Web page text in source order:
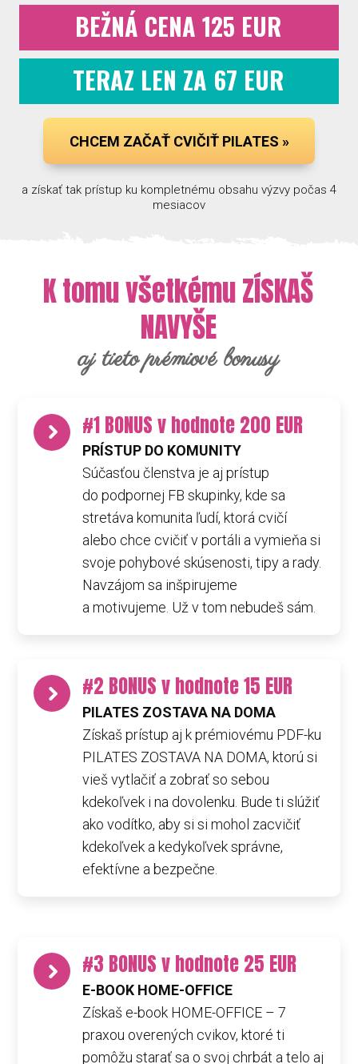
BEŽNÁ CENA 125 EUR
TERAZ LEN ZA 67 EUR
CHCEM ZAČAŤ CVIČIŤ PILATES »
a získať tak prístup ku kompletnému obsahu výzvy počas 4
mesiacov
K tomu všetkému ZÍSKAŠ
NAVYŠE
aj tieto prémiové bonusy
#1 BONUS v hodnote 200 EUR
PRÍSTUP DO KOMUNITY
Súčasťou členstva je aj prístup
do podpornej FB skupinky, kde sa
stretáva komunita ľudí, ktorá cvičí
alebo chce cvičiť v portáli a vymieňa si
svoje pohybové skúsenosti, tipy a rady.
Navzájom sa inšpirujeme
a motivujeme. Už v tom nebudeš sám.
#2 BONUS v hodnote 15 EUR
PILATES ZOSTAVA NA DOMA
Získaš prístup aj k prémiovému PDF-ku
PILATES ZOSTAVA NA DOMA, ktorú si
vieš vytlačiť a zobrať so sebou
kdekoľvek i na dovolenku. Bude ti slúžiť
ako vodítko, aby si si mohol zacvičiť
kdekoľvek a kedykoľvek správne,
efektívne a bezpečne.
#3 BONUS v hodnote 25 EUR
E-BOOK HOME-OFFICE
Získaš e-book HOME-OFFICE – 7
praxou overených cvikov, ktoré ti
pomôžu starať sa o svoj chrbát a telo aj